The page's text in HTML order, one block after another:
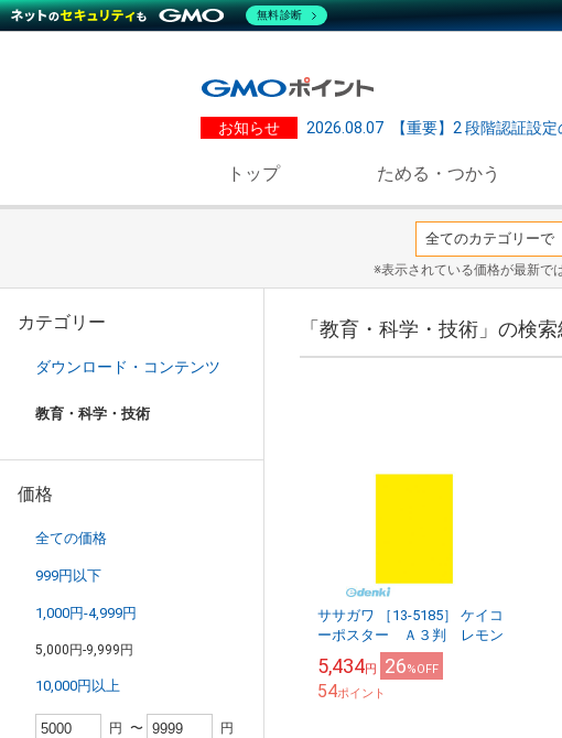
お知らせ 2026.08.07 【重要】2 段階認証設
トップ ためる・つかう
※表示されている価格が最新で
カテゴリー
ダウンロード・コンテンツ
教育・科学・技術
価格
全ての価格
999円以下
1,000円-4,999円
5,000円-9,999円
10,000円以上
円 〜 円
「教育・科学・技術」の検
ササガワ ［13-5185］ ケイコ
ーポスター Ａ３判 レモン
5,434円 26%OFF
54ポイント
無料診断